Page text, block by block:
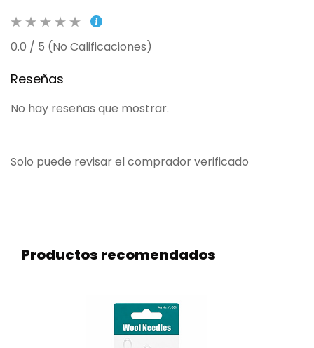
0.0 / 5 (No Calificaciones)
Reseñas
No hay reseñas que mostrar.
Solo puede revisar el comprador verificado
Productos recomendados